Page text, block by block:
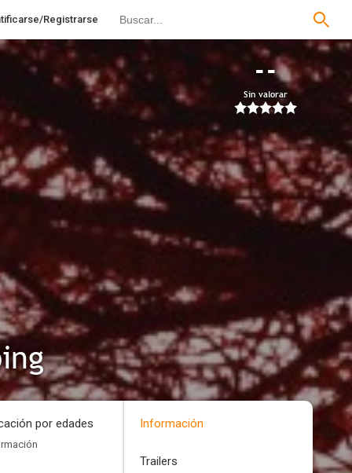
Registrarse
--
Sin valorar
por edades Información
Trailers